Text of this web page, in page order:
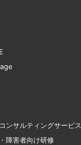
ンサルティングサービス
障害者向け研修